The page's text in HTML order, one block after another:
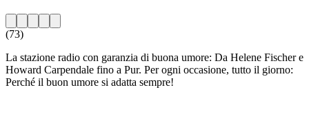
(73)
La stazione radio con garanzia di buona umore: Da Helene Fischer e
Howard Carpendale fino a Pur. Per ogni occasione, tutto il giorno:
Perché il buon umore si adatta sempre!